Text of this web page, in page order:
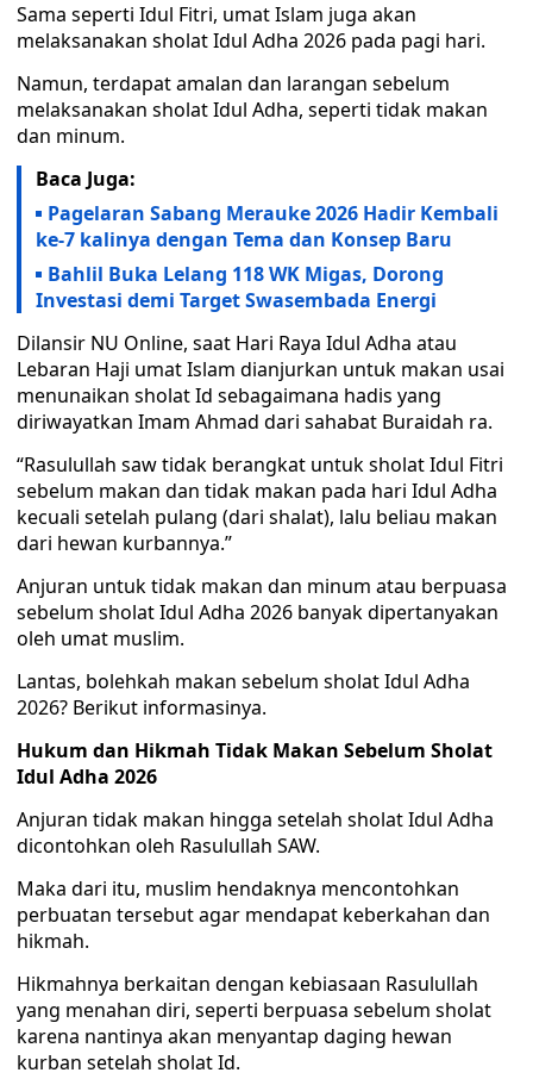
Sama seperti Idul Fitri, umat Islam juga akan
melaksanakan sholat Idul Adha 2026 pada pagi hari.
Namun, terdapat amalan dan larangan sebelum
melaksanakan sholat Idul Adha, seperti tidak makan
dan minum.
Baca Juga:
Pagelaran Sabang Merauke 2026 Hadir Kembali
ke-7 kalinya dengan Tema dan Konsep Baru
Bahlil Buka Lelang 118 WK Migas, Dorong
Investasi demi Target Swasembada Energi
Dilansir NU Online, saat Hari Raya Idul Adha atau
Lebaran Haji umat Islam dianjurkan untuk makan usai
menunaikan sholat Id sebagaimana hadis yang
diriwayatkan Imam Ahmad dari sahabat Buraidah ra.
“Rasulullah saw tidak berangkat untuk sholat Idul Fitri
sebelum makan dan tidak makan pada hari Idul Adha
kecuali setelah pulang (dari shalat), lalu beliau makan
dari hewan kurbannya.”
Anjuran untuk tidak makan dan minum atau berpuasa
sebelum sholat Idul Adha 2026 banyak dipertanyakan
oleh umat muslim.
Lantas, bolehkah makan sebelum sholat Idul Adha
2026? Berikut informasinya.
Hukum dan Hikmah Tidak Makan Sebelum Sholat
Idul Adha 2026
Anjuran tidak makan hingga setelah sholat Idul Adha
dicontohkan oleh Rasulullah SAW.
Maka dari itu, muslim hendaknya mencontohkan
perbuatan tersebut agar mendapat keberkahan dan
hikmah.
Hikmahnya berkaitan dengan kebiasaan Rasulullah
yang menahan diri, seperti berpuasa sebelum sholat
karena nantinya akan menyantap daging hewan
kurban setelah sholat Id.